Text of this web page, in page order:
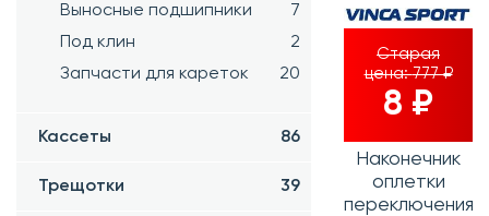
Выносные подшипники
7
Под клин
2
Запчасти для кареток
20
Кассеты 86
Трещотки 39
Старая
цена:777 ₽
8 ₽
Наконечник
оплетки
переключения